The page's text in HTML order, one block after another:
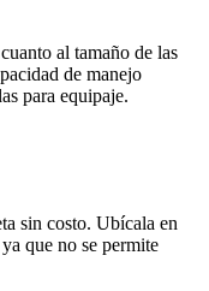
al tamaño de las
de manejo
para equipaje.
sin costo. Ubícala en
que no se permite